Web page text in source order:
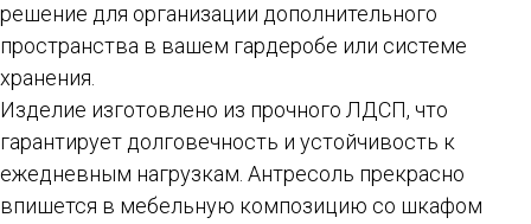
решение для организации дополнительного
пространства в вашем гардеробе или системе
хранения.
Изделие изготовлено из прочного ЛДСП, что
гарантирует долговечность и устойчивость к
ежедневным нагрузкам. Антресоль прекрасно
впишется в мебельную композицию со шкафом